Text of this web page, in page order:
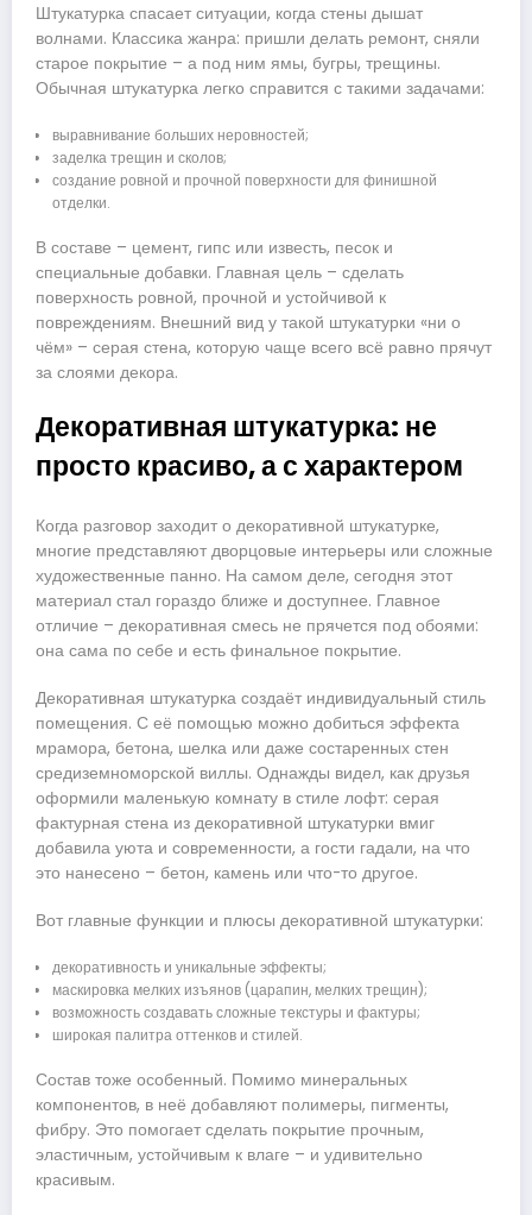
Штукатурка спасает ситуации, когда стены дышат
волнами. Классика жанра: пришли делать ремонт, сняли
старое покрытие – а под ним ямы, бугры, трещины.
Обычная штукатурка легко справится с такими задачами:
выравнивание больших неровностей;
заделка трещин и сколов;
создание ровной и прочной поверхности для финишной
отделки.
В составе – цемент, гипс или известь, песок и
специальные добавки. Главная цель – сделать
поверхность ровной, прочной и устойчивой к
повреждениям. Внешний вид у такой штукатурки «ни о
чём» – серая стена, которую чаще всего всё равно прячут
за слоями декора.
Декоративная штукатурка: не
просто красиво, а с характером
Когда разговор заходит о декоративной штукатурке,
многие представляют дворцовые интерьеры или сложные
художественные панно. На самом деле, сегодня этот
материал стал гораздо ближе и доступнее. Главное
отличие – декоративная смесь не прячется под обоями:
она сама по себе и есть финальное покрытие.
Декоративная штукатурка создаёт индивидуальный стиль
помещения. С её помощью можно добиться эффекта
мрамора, бетона, шелка или даже состаренных стен
средиземноморской виллы. Однажды видел, как друзья
оформили маленькую комнату в стиле лофт: серая
фактурная стена из декоративной штукатурки вмиг
добавила уюта и современности, а гости гадали, на что
это нанесено – бетон, камень или что-то другое.
Вот главные функции и плюсы декоративной штукатурки:
декоративность и уникальные эффекты;
маскировка мелких изъянов (царапин, мелких трещин);
возможность создавать сложные текстуры и фактуры;
широкая палитра оттенков и стилей.
Состав тоже особенный. Помимо минеральных
компонентов, в неё добавляют полимеры, пигменты,
фибру. Это помогает сделать покрытие прочным,
эластичным, устойчивым к влаге – и удивительно
красивым.